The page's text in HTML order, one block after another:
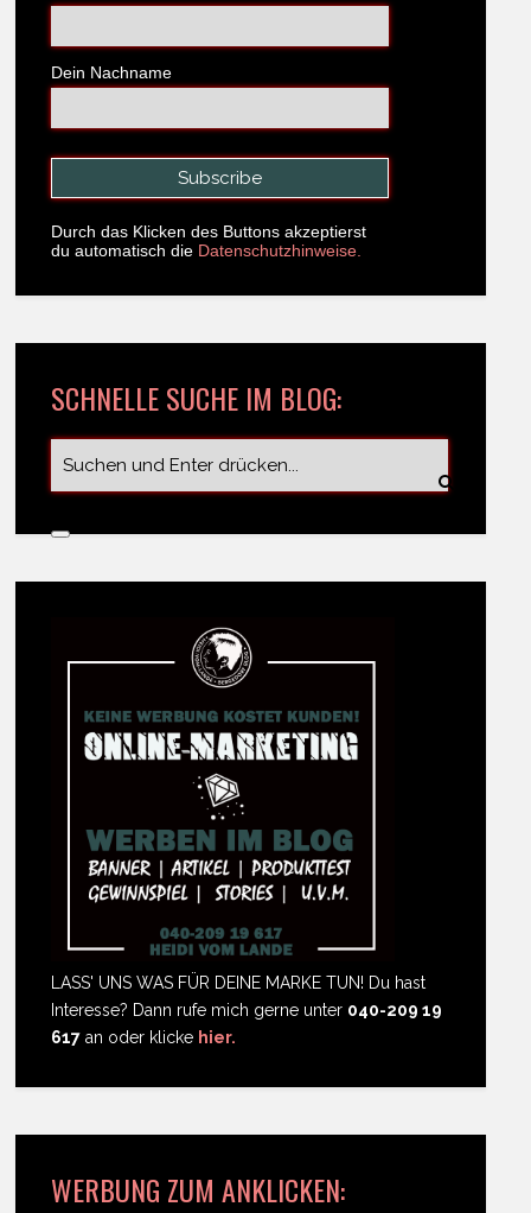
Dein Nachname
Durch das Klicken des Buttons akzeptierst
du automatisch die Datenschutzhinweise.
SCHNELLE SUCHE IM BLOG:
LASS' UNS WAS FÜR DEINE MARKE TUN! Du hast
Interesse? Dann rufe mich gerne unter 040-209 19
617 an oder klicke hier.
WERBUNG ZUM ANKLICKEN: